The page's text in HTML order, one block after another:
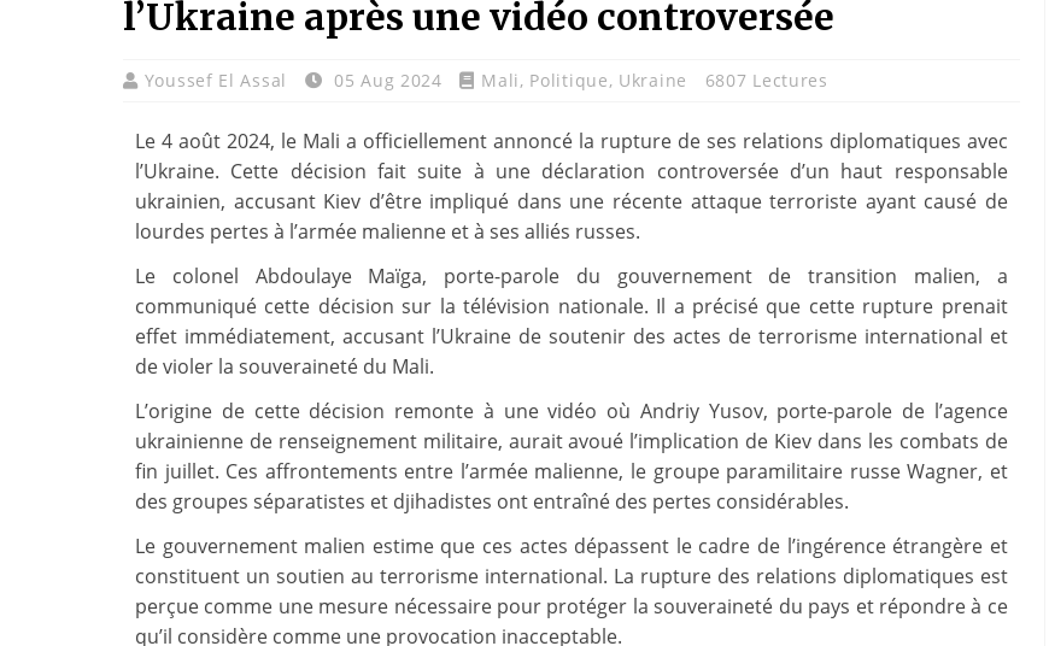
l’Ukraine après une vidéo controversée
Youssef El Assal 05 Aug 2024 Mali, Politique, Ukraine 6807 Lectures
Le 4 août 2024, le Mali a officiellement annoncé la rupture de ses relations diplomatiques avec
l’Ukraine. Cette décision fait suite à une déclaration controversée d’un haut responsable
ukrainien, accusant Kiev d’être impliqué dans une récente attaque terroriste ayant causé de
lourdes pertes à l’armée malienne et à ses alliés russes.
Le colonel Abdoulaye Maïga, porte-parole du gouvernement de transition malien, a
communiqué cette décision sur la télévision nationale. Il a précisé que cette rupture prenait
effet immédiatement, accusant l’Ukraine de soutenir des actes de terrorisme international et
de violer la souveraineté du Mali.
L’origine de cette décision remonte à une vidéo où Andriy Yusov, porte-parole de l’agence
ukrainienne de renseignement militaire, aurait avoué l’implication de Kiev dans les combats de
fin juillet. Ces affrontements entre l’armée malienne, le groupe paramilitaire russe Wagner, et
des groupes séparatistes et djihadistes ont entraîné des pertes considérables.
Le gouvernement malien estime que ces actes dépassent le cadre de l’ingérence étrangère et
constituent un soutien au terrorisme international. La rupture des relations diplomatiques est
perçue comme une mesure nécessaire pour protéger la souveraineté du pays et répondre à ce
qu’il considère comme une provocation inacceptable.